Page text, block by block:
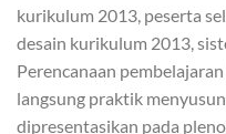
kurikulum 2013, peserta
desain kurikulum 2013,
Perencanaan
langsung praktik
dipresentasikan pada